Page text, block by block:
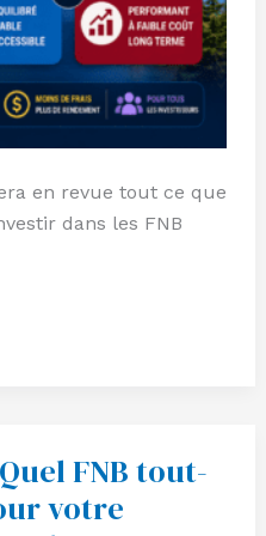
en revue tout ce que
dans les FNB
FNB tout-
votre